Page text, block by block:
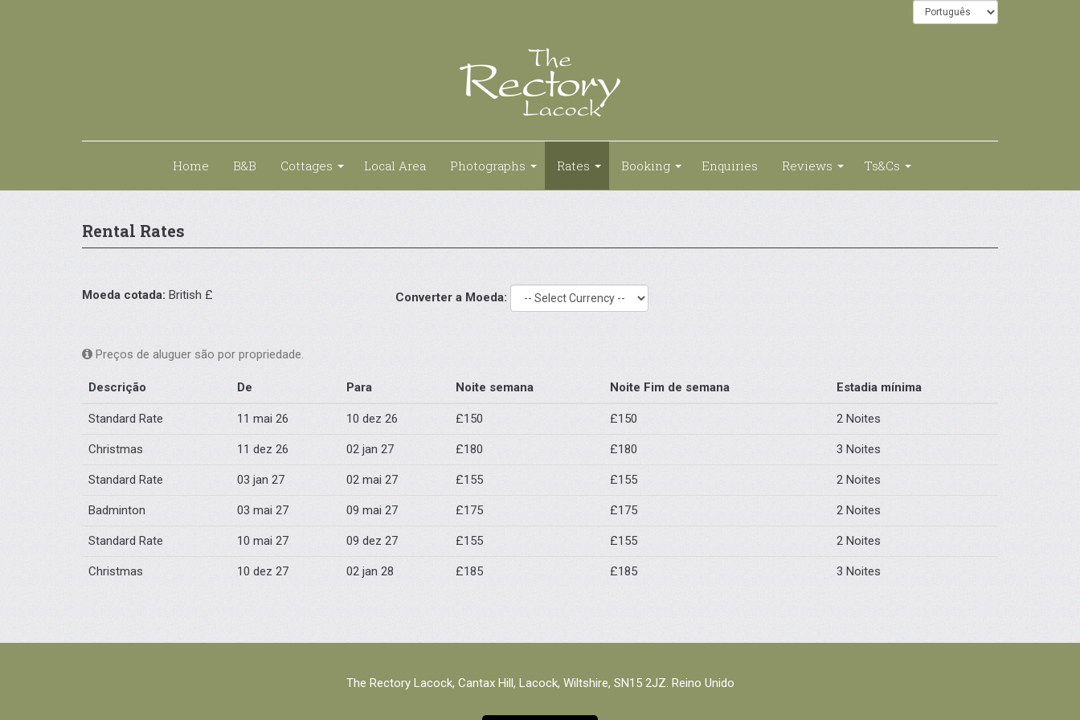
Home B&B Cottages Local Area Photographs Rates Booking Enquiries Reviews Ts&Cs
Rental Rates
Moeda cotada: British £ Converter a Moeda:
Preços de aluguer são por propriedade.
Descrição De Para Noite semana Noite Fim de semana Estadia mínima
Standard Rate 11 mai 26 10 dez 26 £150 £150 2 Noites
Christmas 11 dez 26 02 jan 27 £180 £180 3 Noites
Standard Rate 03 jan 27 02 mai 27 £155 £155 2 Noites
Badminton 03 mai 27 09 mai 27 £175 £175 2 Noites
Standard Rate 10 mai 27 09 dez 27 £155 £155 2 Noites
Christmas 10 dez 27 02 jan 28 £185 £185 3 Noites
The Rectory Lacock, Cantax Hill, Lacock, Wiltshire, SN15 2JZ. Reino Unido